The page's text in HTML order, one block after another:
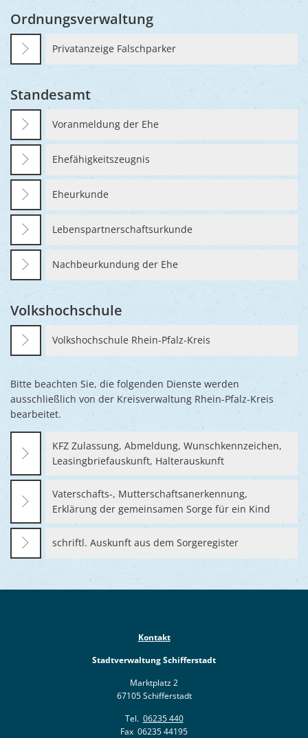
Ordnungsverwaltung
Privatanzeige Falschparker
Standesamt
Voranmeldung der Ehe
Ehefähigkeitszeugnis
Eheurkunde
Lebenspartnerschaftsurkunde
Nachbeurkundung der Ehe
Volkshochschule
Volkshochschule Rhein-Pfalz-Kreis
Bitte beachten Sie, die folgenden Dienste werden
ausschließlich von der Kreisverwaltung Rhein-Pfalz-Kreis
bearbeitet.
KFZ Zulassung, Abmeldung, Wunschkennzeichen,
Leasingbriefauskunft, Halterauskunft
Vaterschafts-, Mutterschaftsanerkennung,
Erklärung der gemeinsamen Sorge für ein Kind
schriftl. Auskunft aus dem Sorgeregister
Kontakt
Stadtverwaltung Schifferstadt
Marktplatz 2
67105 Schifferstadt
Tel. 06235 440
Fax 06235 44195